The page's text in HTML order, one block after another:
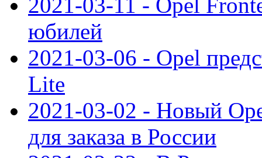
юбилей
2021-03-06 - Opel
Lite
2021-03-02 - Новый
для заказа в России